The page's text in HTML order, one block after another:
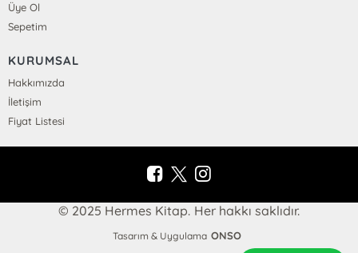
Üye Ol
Sepetim
KURUMSAL
Hakkımızda
İletişim
Fiyat Listesi
© 2025 Hermes Kitap. Her hakkı saklıdır.
Tasarım & Uygulama ONSO